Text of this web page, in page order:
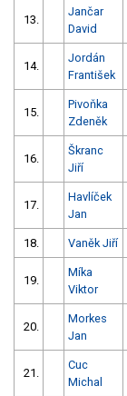
13.
Jančar
David
14.
Jordán
František
15.
Pivoňka
Zdeněk
16.
Škranc
Jiří
17.
Havlíček
Jan
18. Vaněk Jiří
19.
Míka
Viktor
20.
Morkes
Jan
21.
Cuc
Michal